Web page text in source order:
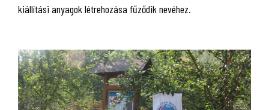
kiállítási anyagok létrehozása fűződik nevéhez.